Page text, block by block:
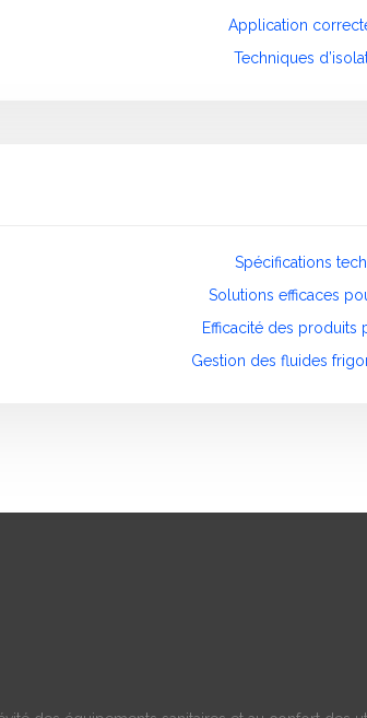
Application
Techniques
Spécifications
Solutions efficaces
Efficacité des
Gestion des fluides